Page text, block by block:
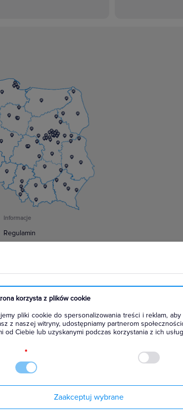
korzysta z plików cookie
pliki cookie do spersonalizowania treści i reklam,
z naszej witryny, udostępniamy partnerom
od Ciebie lub uzyskanymi podczas korzystania z ich
*
Zaakceptuj wybrane
Informacje
Regulamin
Konfiguratory
Najczęściej zadawane pytania